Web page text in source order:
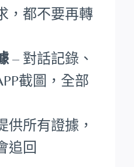
，都不要再轉
– 對話記錄、
截圖，全部
供所有證據，
追回